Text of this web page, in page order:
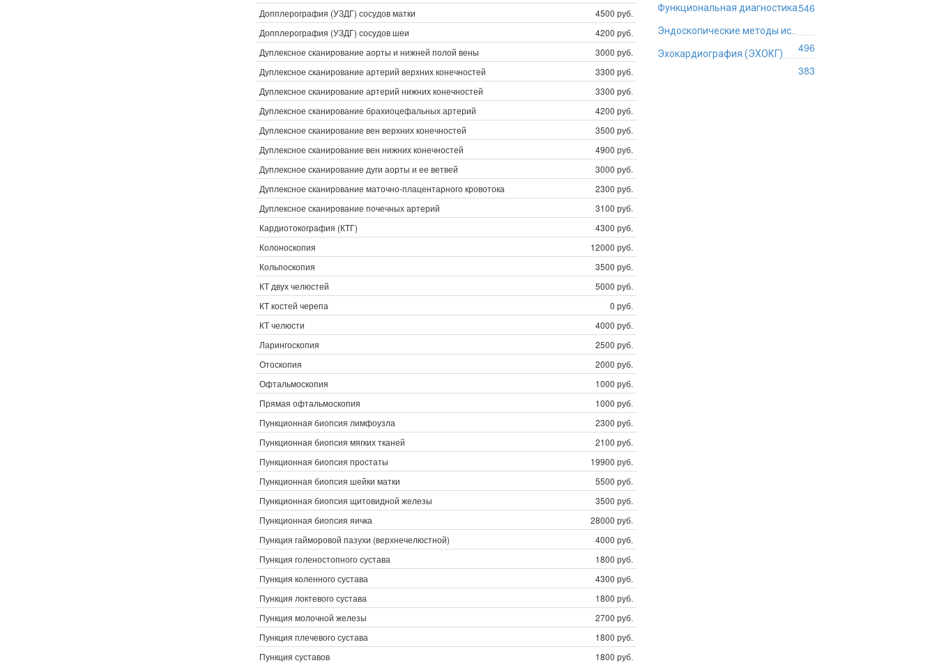
Допплерография (УЗДГ) сосудов матки
4500 руб.
Допплерография (УЗДГ) сосудов шеи
4200 руб.
Дуплексное сканирование аорты и нижней полой вены
3000 руб.
Дуплексное сканирование артерий верхних конечностей
3300 руб.
Дуплексное сканирование артерий нижних конечностей
3300 руб.
Дуплексное сканирование брахиоцефальных артерий
4200 руб.
Дуплексное сканирование вен верхних конечностей
3500 руб.
Дуплексное сканирование вен нижних конечностей
4900 руб.
Дуплексное сканирование дуги аорты и ее ветвей
3000 руб.
Дуплексное сканирование маточно-плацентарного кровотока
2300 руб.
Дуплексное сканирование почечных артерий
3100 руб.
Кардиотокография (КТГ)
4300 руб.
Колоноскопия
12000 руб.
Кольпоскопия
3500 руб.
КТ двух челюстей
5000 руб.
КТ костей черепа
0 руб.
КТ челюсти
4000 руб.
Ларингоскопия
2500 руб.
Отоскопия
2000 руб.
Офтальмоскопия
1000 руб.
Прямая офтальмоскопия
1000 руб.
Пункционная биопсия лимфоузла
2300 руб.
Пункционная биопсия мягких тканей
2100 руб.
Пункционная биопсия простаты
19900 руб.
Пункционная биопсия шейки матки
5500 руб.
Пункционная биопсия щитовидной железы
3500 руб.
Пункционная биопсия яичка
28000 руб.
Пункция гайморовой пазухи (верхнечелюстной)
4000 руб.
Пункция голеностопного сустава
1800 руб.
Пункция коленного сустава
4300 руб.
Пункция локтевого сустава
1800 руб.
Пункция молочной железы
2700 руб.
Пункция плечевого сустава
1800 руб.
Пункция суставов
1800 руб.
Функциональная диагностика546
496
Эхокардиография (ЭХОКГ)
383